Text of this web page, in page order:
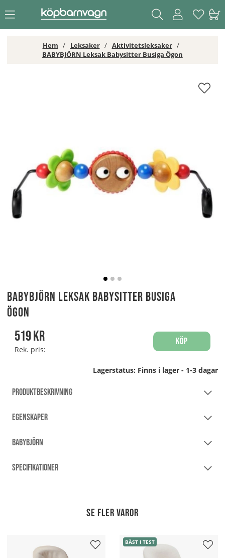
Hem Leksaker
Aktivitetsleksaker
BABYBJÖRN Leksak Babysitter Busiga Ögon
BABYBJÖRN Leksak Babysitter Busiga
Ögon
519kr
Rek. pris:
Köp
Lagerstatus: Finns i lager - 1-3 dagar
PRODUKTBESKRIVNING
EGENSKAPER
BABYBJÖRN
SPECIFIKATIONER
Se fler varor
BÄST I TEST